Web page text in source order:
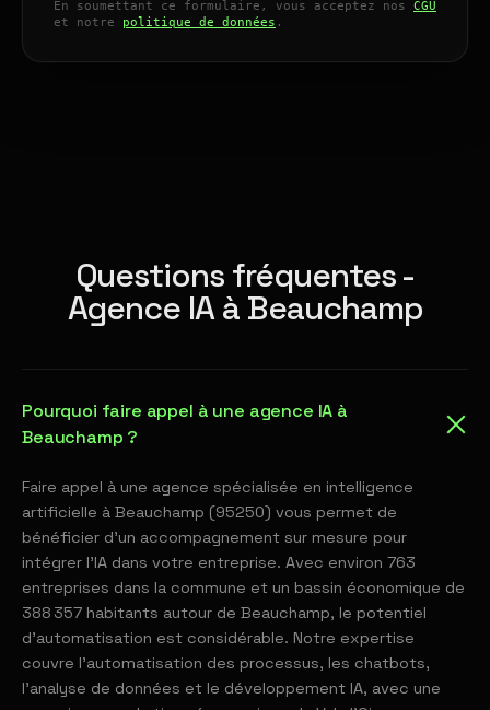
En soumettant ce formulaire, vous acceptez nos CGU
et notre politique de données .
Questions fréquentes -
Agence IA à Beauchamp
Pourquoi faire appel à une agence IA à
Beauchamp ?
Faire appel à une agence spécialisée en intelligence
artificielle à Beauchamp (95250) vous permet de
bénéficier d'un accompagnement sur mesure pour
intégrer l'IA dans votre entreprise. Avec environ 763
entreprises dans la commune et un bassin économique de
388 357 habitants autour de Beauchamp, le potentiel
d'automatisation est considérable. Notre expertise
couvre l'automatisation des processus, les chatbots,
l'analyse de données et le développement IA, avec une